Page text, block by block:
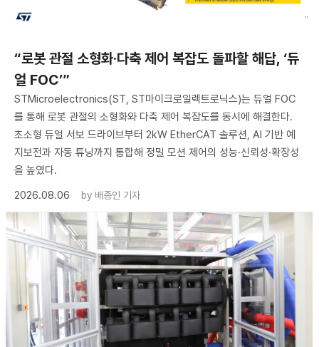
“로봇 관절 소형화·다축 제어 복잡도 돌파할 해답, ‘듀
얼 FOC’”
STMicroelectronics(ST, ST마이크로일렉트로닉스)는 듀얼 FOC
를 통해 로봇 관절의 소형화와 다축 제어 복잡도를 동시에 해결한다.
초소형 듀얼 서보 드라이브부터 2kW EtherCAT 솔루션, AI 기반 예
지보전과 자동 튜닝까지 통합해 정밀 모션 제어의 성능·신뢰성·확장성
을 높였다.
2026.08.06
by 배종인 기자